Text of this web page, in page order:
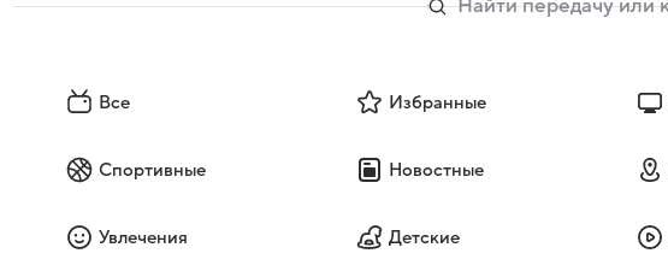
Все Избранные
Спортивные Новостные
Увлечения Детские